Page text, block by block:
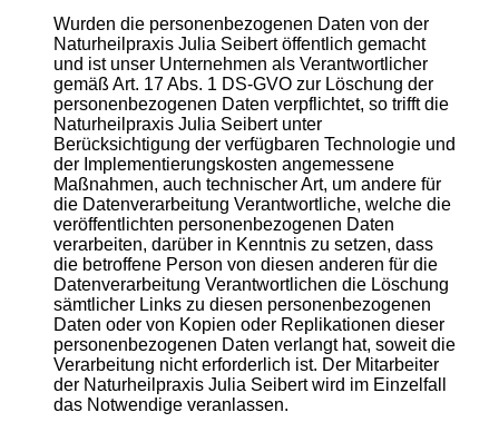
Wurden die personenbezogenen Daten von der
Naturheilpraxis Julia Seibert öffentlich gemacht
und ist unser Unternehmen als Verantwortlicher
gemäß Art. 17 Abs. 1 DS-GVO zur Löschung der
personenbezogenen Daten verpflichtet, so trifft die
Naturheilpraxis Julia Seibert unter
Berücksichtigung der verfügbaren Technologie und
der Implementierungskosten angemessene
Maßnahmen, auch technischer Art, um andere für
die Datenverarbeitung Verantwortliche, welche die
veröffentlichten personenbezogenen Daten
verarbeiten, darüber in Kenntnis zu setzen, dass
die betroffene Person von diesen anderen für die
Datenverarbeitung Verantwortlichen die Löschung
sämtlicher Links zu diesen personenbezogenen
Daten oder von Kopien oder Replikationen dieser
personenbezogenen Daten verlangt hat, soweit die
Verarbeitung nicht erforderlich ist. Der Mitarbeiter
der Naturheilpraxis Julia Seibert wird im Einzelfall
das Notwendige veranlassen.